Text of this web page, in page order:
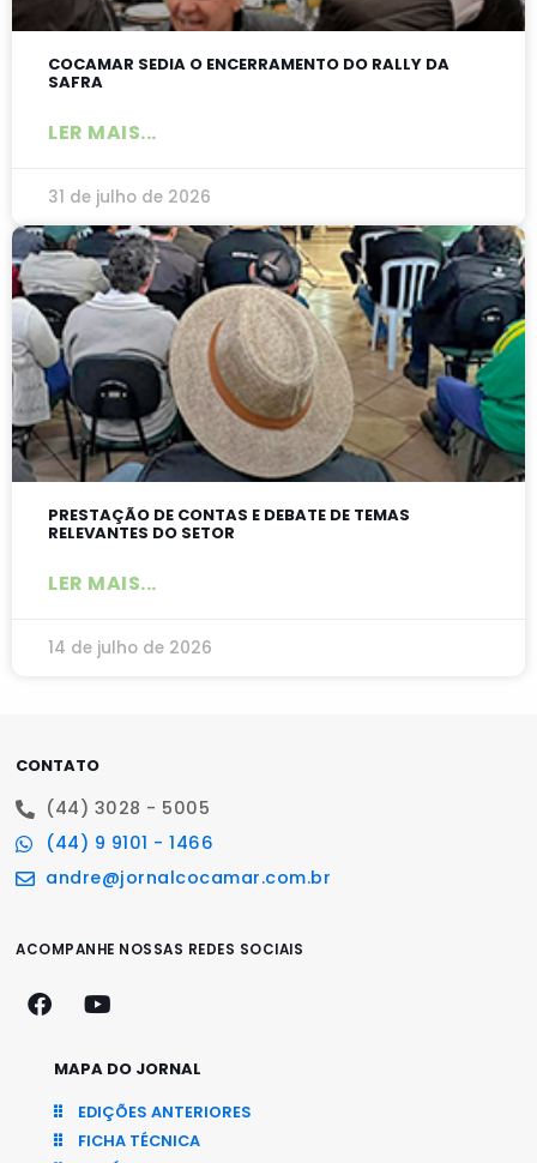
COCAMAR SEDIA O ENCERRAMENTO DO RALLY DA
SAFRA
LER MAIS...
31 de julho de 2026
PRESTAÇÃO DE CONTAS E DEBATE DE TEMAS
RELEVANTES DO SETOR
LER MAIS...
14 de julho de 2026
CONTATO
(44) 3028 - 5005
(44) 9 9101 - 1466
andre@jornalcocamar.com.br
ACOMPANHE NOSSAS REDES SOCIAIS
MAPA DO JORNAL
EDIÇÕES ANTERIORES
FICHA TÉCNICA